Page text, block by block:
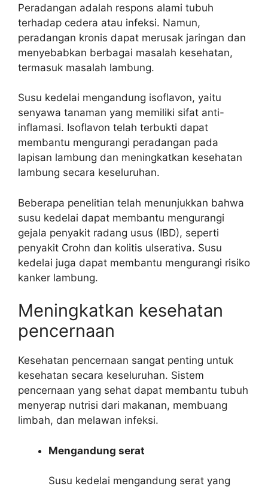
Peradangan adalah respons alami tubuh
terhadap cedera atau infeksi. Namun,
peradangan kronis dapat merusak jaringan dan
menyebabkan berbagai masalah kesehatan,
termasuk masalah lambung.
Susu kedelai mengandung isoflavon, yaitu
senyawa tanaman yang memiliki sifat anti-
inflamasi. Isoflavon telah terbukti dapat
membantu mengurangi peradangan pada
lapisan lambung dan meningkatkan kesehatan
lambung secara keseluruhan.
Beberapa penelitian telah menunjukkan bahwa
susu kedelai dapat membantu mengurangi
gejala penyakit radang usus (IBD), seperti
penyakit Crohn dan kolitis ulserativa. Susu
kedelai juga dapat membantu mengurangi risiko
kanker lambung.
Meningkatkan kesehatan
pencernaan
Kesehatan pencernaan sangat penting untuk
kesehatan secara keseluruhan. Sistem
pencernaan yang sehat dapat membantu tubuh
menyerap nutrisi dari makanan, membuang
limbah, dan melawan infeksi.
Mengandung serat
Susu kedelai mengandung serat yang